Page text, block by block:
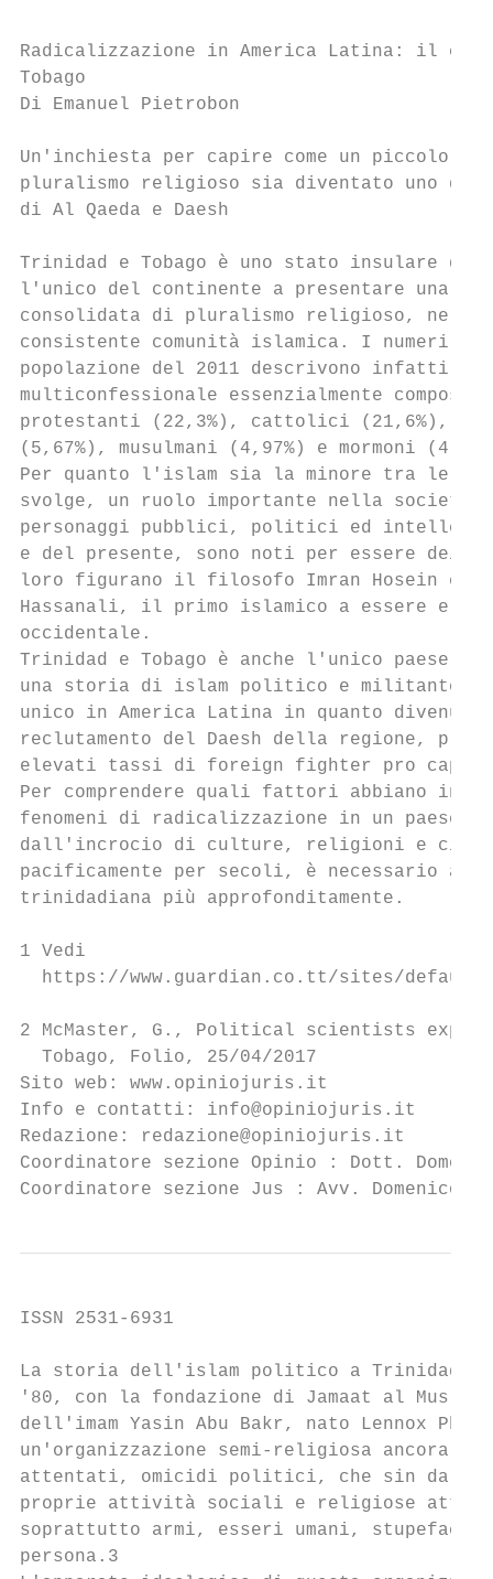
Radicalizzazione in America Latina: il
Tobago
Di Emanuel Pietrobon
Un'inchiesta per capire come un piccolo
pluralismo religioso sia diventato uno
di Al Qaeda e Daesh
Trinidad e Tobago è uno stato insulare
l'unico del continente a presentare una
consolidata di pluralismo religioso, nella
consistente comunità islamica. I numeri
popolazione del 2011 descrivono infatti un
multiconfessionale essenzialmente composto
protestanti (22,3%), cattolici (21,6%),
(5,67%), musulmani (4,97%) e mormoni
Per quanto l'islam sia la minore tra le
svolge, un ruolo importante nella
personaggi pubblici, politici ed
e del presente, sono noti per essere dei
loro figurano il filosofo Imran Hosein e
Hassanali, il primo islamico a essere
occidentale.
Trinidad e Tobago è anche l'unico paese
una storia di islam politico e militante e
unico in America Latina in quanto
reclutamento del Daesh della regione,
elevati tassi di foreign fighter pro capite
Per comprendere quali fattori abbiano
fenomeni di radicalizzazione in un paese
dall'incrocio di culture, religioni e
pacificamente per secoli, è necessario
trinidadiana più approfonditamente.
1 Vedi
https://www.guardian.co.tt/sites/
2 McMaster, G., Political scientists
  Tobago, Folio, 25/04/2017
Sito web: www.opiniojuris.it
Info e contatti: info@opiniojuris.it
Redazione: redazione@opiniojuris.it
Coordinatore sezione Opinio : Dott.
Coordinatore sezione Jus : Avv. Domenico
ISSN 2531-6931
La storia dell'islam politico a Trinidad e
'80, con la fondazione di Jamaat al
dell'imam Yasin Abu Bakr, nato Lennox
un'organizzazione semi-religiosa ancora
attentati, omicidi politici, che sin dal
proprie attività sociali e religiose
soprattutto armi, esseri umani,
persona.3